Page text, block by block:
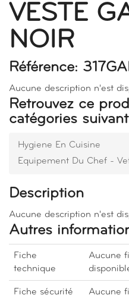
VESTE
NOIR
Référence:
Aucune description n'est
Retrouvez ce
catégories
Hygiene En Cuisine
Equipement Du Chef -
Description
Aucune description n'est
Autres
Fiche
technique
Aucune
Fiche sécurité Aucune